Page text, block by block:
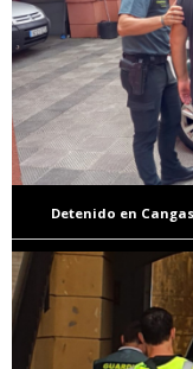
Detenido en